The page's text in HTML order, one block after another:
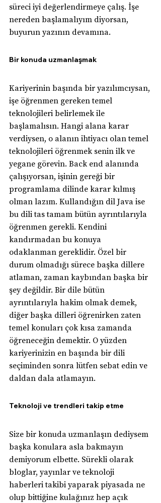
süreci iyi değerlendirmeye çalış. İşe
nereden başlamalıyım diyorsan,
buyurun yazının devamına.
Bir konuda uzmanlaşmak
Kariyerinin başında bir yazılımcıysan,
işe öğrenmen gereken temel
teknolojileri belirlemek ile
başlamalısın. Hangi alana karar
verdiysen, o alanın ihtiyacı olan temel
teknolojileri öğrenmek senin ilk ve
yegane görevin. Back end alanında
çalışıyorsan, işinin gereği bir
programlama dilinde karar kılmış
olman lazım. Kullandığın dil Java ise
bu dili tas tamam bütün ayrıntılarıyla
öğrenmen gerekli. Kendini
kandırmadan bu konuya
odaklanman gereklidir. Özel bir
durum olmadığı sürece başka dillere
atlaman, zaman kaybından başka bir
şey değildir. Bir dile bütün
ayrıntılarıyla hakim olmak demek,
diğer başka dilleri öğrenirken zaten
temel konuları çok kısa zamanda
öğreneceğin demektir. O yüzden
kariyerinizin en başında bir dili
seçiminden sonra lütfen sebat edin ve
daldan dala atlamayın.
Teknoloji ve trendleri takip etme
Size bir konuda uzmanlaşın dediysem
başka konulara asla bakmayın
demiyorum elbette. Sürekli olarak
bloglar, yayınlar ve teknoloji
haberleri takibi yaparak piyasada ne
olup bittiğine kulağınız hep açık